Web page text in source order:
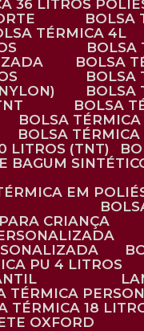
36 LITROS
TÉRMICA 4L
BOLSA
BOLSA
BOLSA
BOLSA
LITROS (TNT)
BAGUM
EM
CRIANÇA
PU 4 LITROS
TÉRMICA
TÉRMICA 18
OXFORD